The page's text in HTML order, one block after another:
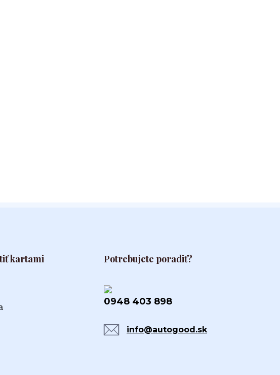
kartami Potrebujete poradiť?
0948 403 898
info@autogood.sk